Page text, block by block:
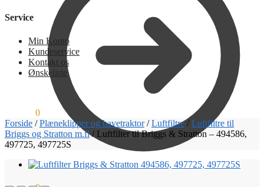
Service
Min Konto
Kundeservice
Kontakt os
Ønskeliste
0
Forside /Plæneklipper og havetraktor/Luftfiltre/ Luftfiltre til
Briggs og Stratton m.fl/ Luftfilter til Briggs & Stratton – 494586,
497725, 497725S